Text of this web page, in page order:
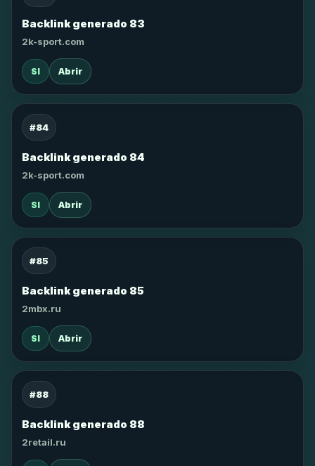
Backlink generado 83
2k-sport.com
SI Abrir
#84
Backlink generado 84
2k-sport.com
SI Abrir
#85
Backlink generado 85
2mbx.ru
SI Abrir
#88
Backlink generado 88
2retail.ru